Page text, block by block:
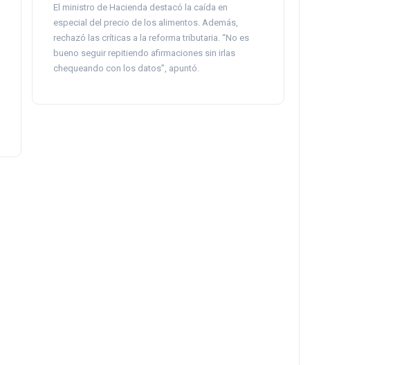
El ministro de Hacienda destacó la caída en
especial del precio de los alimentos. Además,
rechazó las críticas a la reforma tributaria. “No es
bueno seguir repitiendo afirmaciones sin irlas
chequeando con los datos”, apuntó.